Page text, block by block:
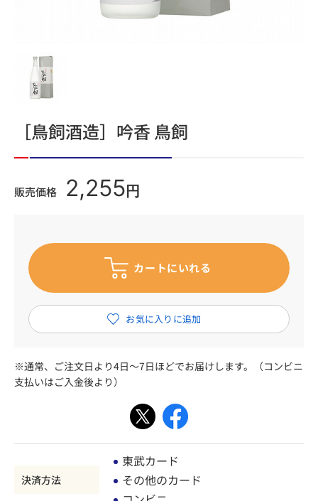
［鳥飼酒造］吟香 鳥飼
販売価格 2,255 円
※通常、ご注文日より4日～7日ほどでお届けします。（コンビニ
支払いはご入金後より）
決済方法
東武カード
その他のカード